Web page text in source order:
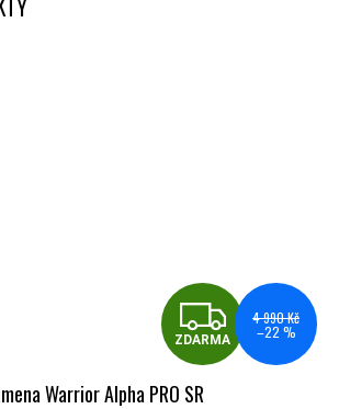
ZDARMA
4 990 Kč
–22 %
Warrior Alpha PRO SR